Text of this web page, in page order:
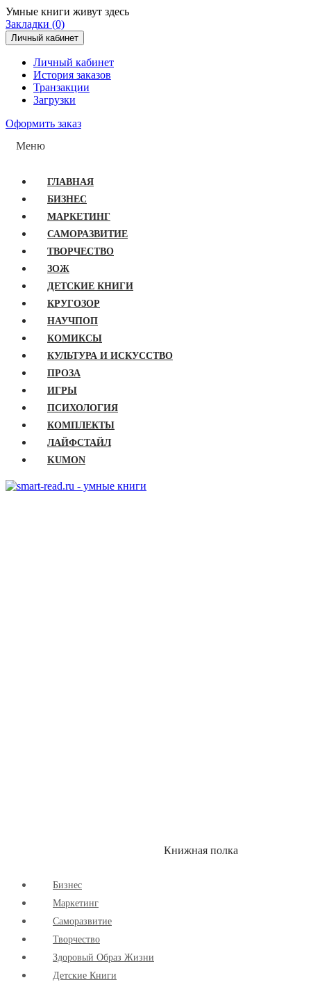
Умные книги живут здесь
Закладки (0)
Личный кабинет
Личный кабинет
История заказов
Транзакции
Загрузки
Оформить заказ
Меню
ГЛАВНАЯ
БИЗНЕС
МАРКЕТИНГ
САМОРАЗВИТИЕ
ТВОРЧЕСТВО
ЗОЖ
ДЕТСКИЕ КНИГИ
КРУГОЗОР
НАУЧПОП
КОМИКСЫ
КУЛЬТУРА И ИСКУССТВО
ПРОЗА
ИГРЫ
ПСИХОЛОГИЯ
КОМПЛЕКТЫ
ЛАЙФСТАЙЛ
KUMON
Книжная полка
Бизнес
Маркетинг
Cаморазвитие
Творчество
Здоровый Образ Жизни
Детские Книги